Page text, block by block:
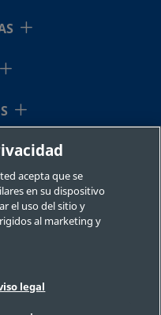
Racor
Swagelok®
derechos reservados.
componente
acepta que se
en su dispositivo
el uso del sitio y
al marketing y
legal